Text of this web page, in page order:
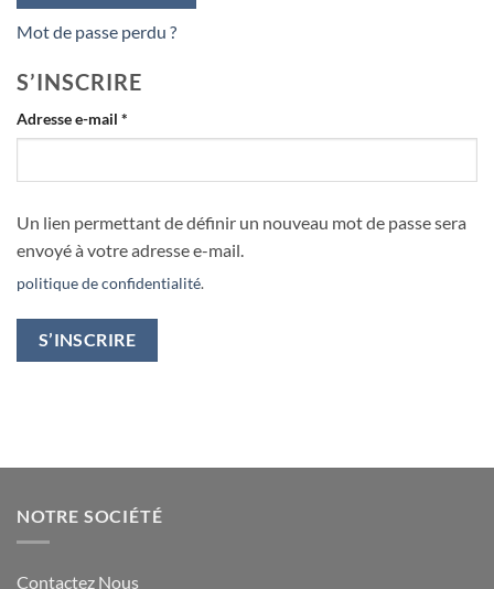
Mot de passe perdu ?
S’INSCRIRE
Adresse e-mail *
Un lien permettant de définir un nouveau mot de passe sera
envoyé à votre adresse e-mail.
politique de confidentialité.
S’INSCRIRE
NOTRE SOCIÉTÉ
Contactez Nous